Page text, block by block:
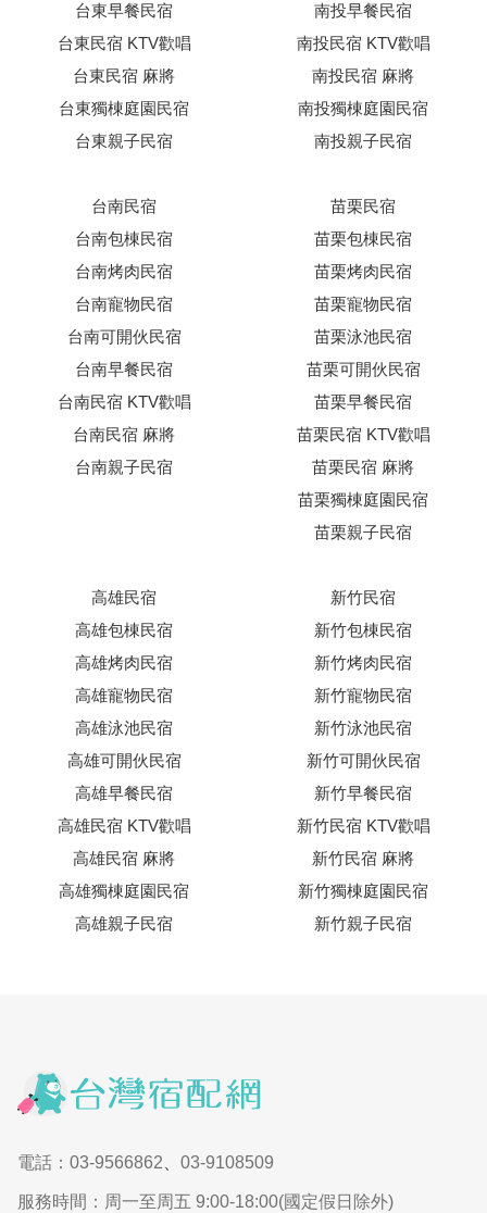
台東早餐民宿
台東民宿 KTV歡唱
台東民宿 麻將
台東獨棟庭園民宿
台東親子民宿
南投早餐民宿
南投民宿 KTV歡唱
南投民宿 麻將
南投獨棟庭園民宿
南投親子民宿
台南民宿
台南包棟民宿
台南烤肉民宿
台南寵物民宿
台南可開伙民宿
台南早餐民宿
台南民宿 KTV歡唱
台南民宿 麻將
台南親子民宿
苗栗民宿
苗栗包棟民宿
苗栗烤肉民宿
苗栗寵物民宿
苗栗泳池民宿
苗栗可開伙民宿
苗栗早餐民宿
苗栗民宿 KTV歡唱
苗栗民宿 麻將
苗栗獨棟庭園民宿
苗栗親子民宿
高雄民宿
高雄包棟民宿
高雄烤肉民宿
高雄寵物民宿
高雄泳池民宿
高雄可開伙民宿
高雄早餐民宿
高雄民宿 KTV歡唱
高雄民宿 麻將
高雄獨棟庭園民宿
高雄親子民宿
新竹民宿
新竹包棟民宿
新竹烤肉民宿
新竹寵物民宿
新竹泳池民宿
新竹可開伙民宿
新竹早餐民宿
新竹民宿 KTV歡唱
新竹民宿 麻將
新竹獨棟庭園民宿
新竹親子民宿
電話：03-9566862 03-9108509
服務時間：周一至周五 9:00-18:00(國定假日除外)